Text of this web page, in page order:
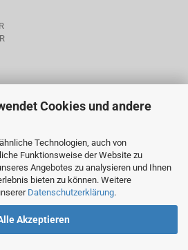
Cookies und andere
Technologien, auch von
Funktionsweise der Website zu
Angebotes zu analysieren und Ihnen
bieten zu können. Weitere
Datenschutzerklärung.
Akzeptieren